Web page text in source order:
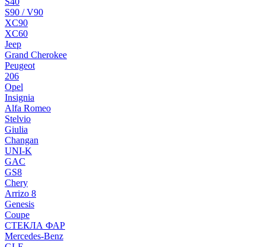
S90 / V90
XC90
XC60
Jeep
Grand Cherokee
Peugeot
206
Opel
Insignia
Alfa Romeo
Stelvio
Giulia
Changan
UNI-K
GAC
GS8
Chery
Arrizo 8
Genesis
Coupe
СТЕКЛА ФАР
Mercedes-Benz